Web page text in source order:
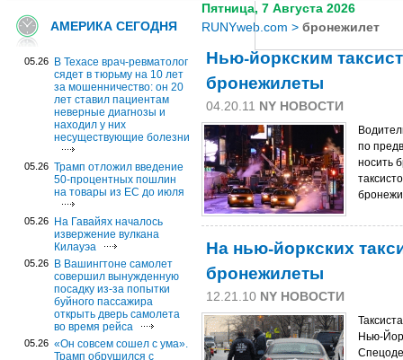
АМЕРИКА СЕГОДНЯ
05.26
В Техасе врач-ревматолог
сядет в тюрьму на 10 лет
за мошенничество: он 20
лет ставил пациентам
неверные диагнозы и
находил у них
несуществующие болезни
05.26 Трамп отложил введение
50-процентных пошлин
на товары из ЕС до июля
05.26
На Гавайях началось
извержение вулкана
Килауэа
05.26
В Вашингтоне самолет
совершил вынужденную
посадку из-за попытки
буйного пассажира
открыть дверь самолета
во время рейса
05.26 «Он совсем сошел с ума».
Трамп обрушился с
Пятница, 7 Августа 2026
RUNYweb.com > бронежилет
Нью-йоркским
бронежилеты
04.20.11 NY НОВОСТИ
по
носить
На нью-йоркских
бронежилеты
12.21.10 NY НОВОСТИ
Нью-